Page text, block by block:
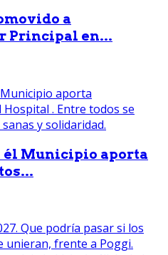
a
Principal en...
él Municipio aporta